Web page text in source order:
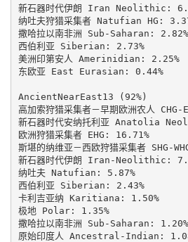
新石器时代伊朗 Iran Neolithic:
纳吐夫狩猎采集者 Natufian HG:
撒哈拉以南非洲 Sub-Saharan: 2.82%
西伯利亚 Siberian: 2.73%
美洲印第安人 Amerinidian: 2.25%
东欧亚 East Eurasian: 0.44%
AncientNearEast13 (92%)
高加索狩猎采集者－早期欧洲农人
新石器时代安纳托利亚 Anatolia
欧洲狩猎采集者 EHG: 16.71%
斯堪的纳维亚－西欧狩猎采集者 SHG-
新石器时代伊朗 Iran-Neolithic:
纳吐夫 Natufian: 5.87%
西伯利亚 Siberian: 2.43%
卡利吉亚纳 Karitiana: 1.50%
极地 Polar: 1.35%
撒哈拉以南非洲 Sub-Saharan: 1.20%
原始印度人 Ancestral-Indian: